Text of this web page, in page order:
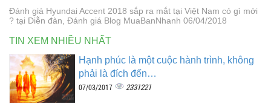
Đánh giá Hyundai Accent 2018 sắp ra mắt tại Việt Nam có gì mới
? tại Diễn đàn, Đánh giá Blog MuaBanNhanh 06/04/2018
TIN XEM NHIỀU NHẤT
Hạnh phúc là một cuộc hành trình, không
phải là đích đến…
07/03/2017 2331221